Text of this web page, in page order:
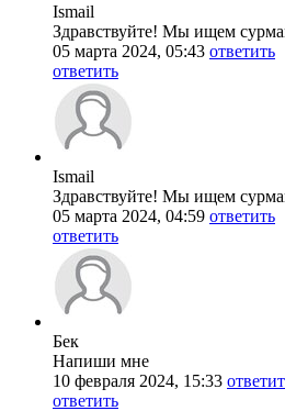
Ismail
Здравствуйте! Мы ищем
05 марта 2024, 05:43 ответить
ответить
Ismail
Здравствуйте! Мы ищем
05 марта 2024, 04:59 ответить
ответить
Бек
Напиши мне
10 февраля 2024, 15:33
ответить